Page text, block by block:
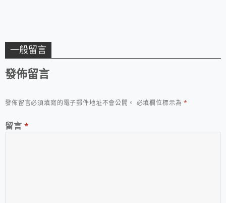
一般留言
發佈留言
發佈留言必須填寫的電子郵件地址不會公開。 必填欄位標示為*
留言 *